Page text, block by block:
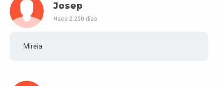
Josep
Hace 2.290 días
Mireia